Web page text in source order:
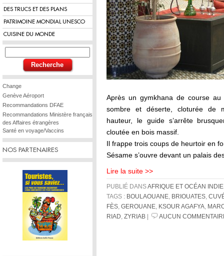
DES TRUCS ET DES PLANS
PATRIMOINE MONDIAL UNESCO
CUISINE DU MONDE
Change
Genève Aéroport
Recommandations DFAE
Recommandations Ministère français
des Affaires étrangères
Santé en voyage/Vaccins
NOS PARTENAIRES
Après un gymkhana de course
sombre et déserte, cloturée de
hauteur, le guide s’arrête
cloutée en bois massif.
Il frappe trois coups de heurtoir en
Sésame s’ouvre devant un palais
Lire la suite >>
PUBLIÉ DANSAFRIQUE ET OCÉAN
TAGS : BOULAOUANE BRIOUATES
FÈS GEROUANE KSOUR AGAFYA
RIAD ZYRIAB AUCUN